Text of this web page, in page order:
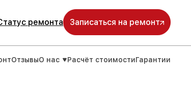
ремонта Записаться на ремонт
ОтзывыО нас Расчёт стоимостиГарантии